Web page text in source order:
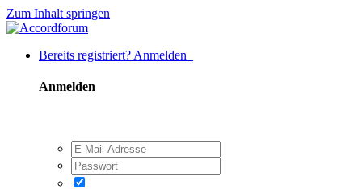
Zum Inhalt springen
Bereits registriert? Anmelden
Anmelden